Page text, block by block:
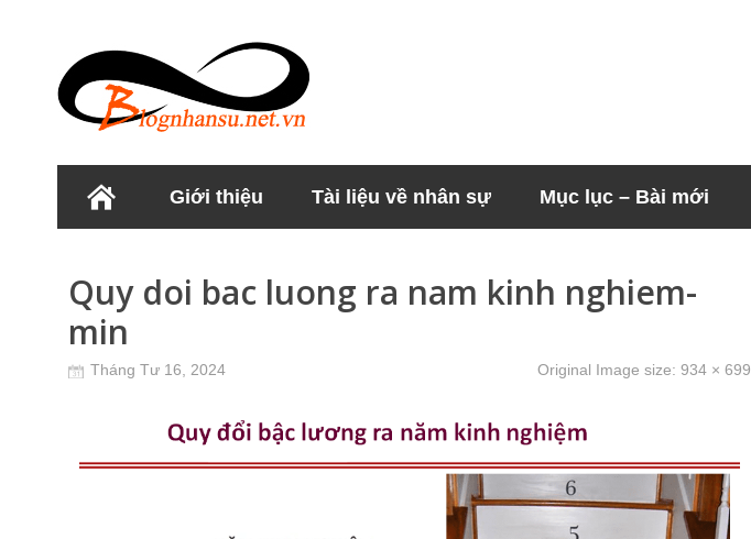
Giới thiệu Tài liệu về nhân sự Mục lục – Bài mới
Quy doi bac luong ra nam kinh nghiem-
min
Tháng Tư 16, 2024 Original Image size: 934 × 699